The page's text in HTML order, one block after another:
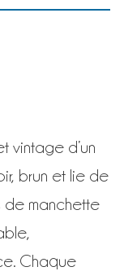
vintage d’un
brun et lie de
de manchette
Chaque